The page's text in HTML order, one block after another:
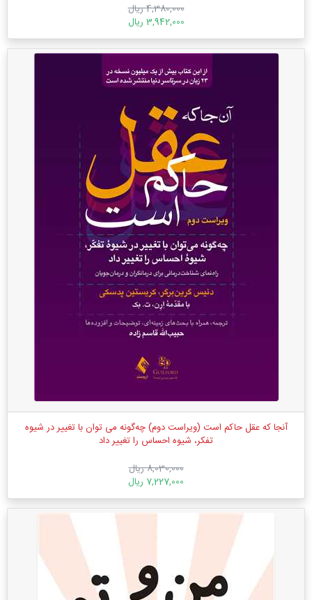
4,380,000 ریال
3,942,000 ریال
آنجا که عقل حاکم است (ویراست دوم) چه‌گونه می ‌توان با تغییر در شیوه
تفکر، شیوه احساس را تغییر داد
8,030,000 ریال
7,227,000 ریال